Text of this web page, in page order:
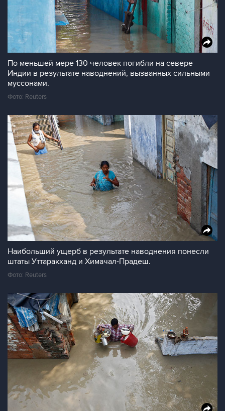
По меньшей мере 130 человек погибли на севере
Индии в результате наводнений, вызванных сильными
муссонами.
Фото: Reuters
Наибольший ущерб в результате наводнения понесли
штаты Уттаракханд и Химачал-Прадеш.
Фото: Reuters